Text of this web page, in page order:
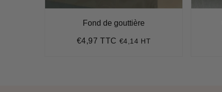
Fond de gouttière
Prix
€4,97 TTC €4,97
€4,14 HT